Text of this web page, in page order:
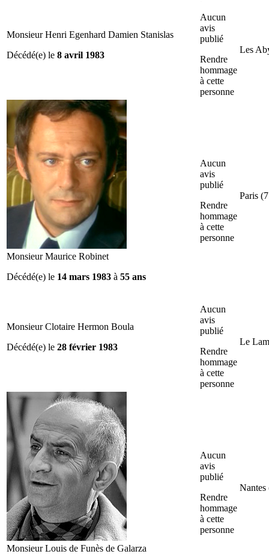
Monsieur Henri Egenhard Damien Stanislas
Décédé(e) le 8 avril 1983
Aucun
avis
publié
Rendre
hommage
à cette
personne
Les
Monsieur Maurice Robinet
Décédé(e) le 14 mars 1983 à 55 ans
Aucun
avis
publié
Rendre
hommage
à cette
personne
Paris
Monsieur Clotaire Hermon Boula
Décédé(e) le 28 février 1983
Aucun
avis
publié
Rendre
hommage
à cette
personne
Le
Monsieur Louis de Funès de Galarza
Aucun
avis
publié
Rendre
hommage
à cette
personne
Nantes